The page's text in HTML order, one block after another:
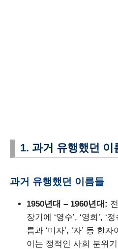
1. 과거 유행했던 이
과거 유행했던 이름들
1950년대 – 1960년대:
장기에 ‘영수’, ‘영희’, ‘
름과 ‘미자’, ‘자’ 등 한
이는 정적인 사회 분위